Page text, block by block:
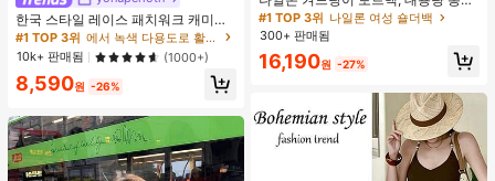
한국 스타일 레이스 패치워크 캐미솔
탱크 탑, Y2K 에스테틱, 스트리트웨어
캐주얼 여름
#1 TOP 3위
에서 녹색 다용도로 활용 가능한 데일리 탑
10k+ 판매됨
(1000+)
8,590원 -26%
숄더백, 작은 메이크업 백 포함, 펜던
트 미포함, 가벼운 일상 핸드백 (펜던
트 미포함)
#1 TOP 3위 나일론 여성 숄더백
300+ 판매됨
16,190원 -27%